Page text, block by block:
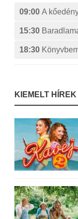
09:00 A
15:30
18:30
KIEMELT HÍREK